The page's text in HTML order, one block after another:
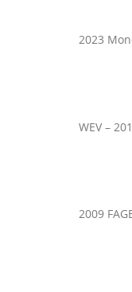
2023
WEV –
2009